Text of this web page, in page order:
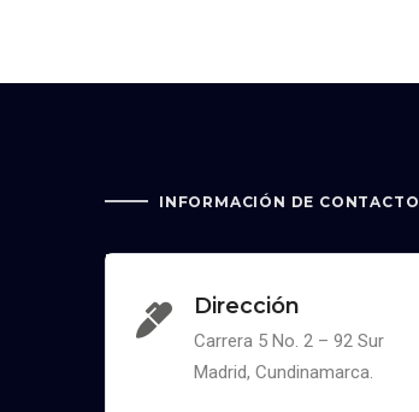
INFORMACIÓN DE CONTACTO
Dirección
Carrera 5 No. 2 – 92 Sur
Madrid, Cundinamarca.